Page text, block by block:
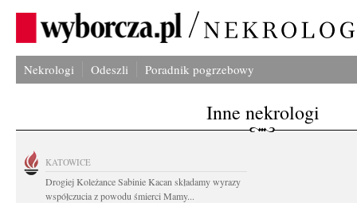
Nekrologi Odeszli Poradnik pogrzebowy
Inne nekrologi
KATOWICE
Drogiej Koleżance Sabinie Kacan składamy wyrazy
współczucia z powodu śmierci Mamy...